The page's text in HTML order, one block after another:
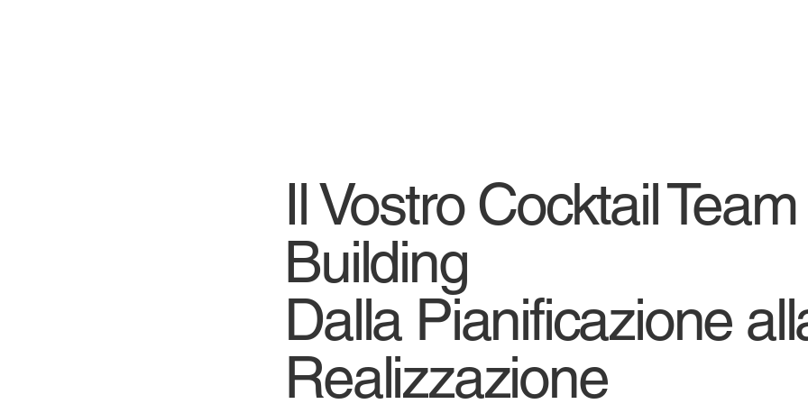
Il Vostro Cocktail Team
Building
Dalla Pianificazione
Realizzazione